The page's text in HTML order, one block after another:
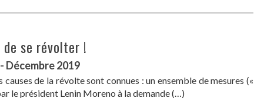
de se révolter !
Décembre 2019
de la révolte sont connues : un ensemble de mesures («
le président Lenin Moreno à la demande (…)